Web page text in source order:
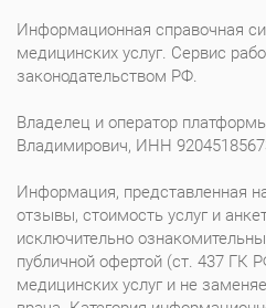
Информационная справочная
медицинских услуг. Сервис
законодательством РФ.
Владелец и оператор
Владимирович, ИНН
Информация, представленная
отзывы, стоимость услуг и
исключительно
публичной офертой (ст. 437 ГК
медицинских услуг и не